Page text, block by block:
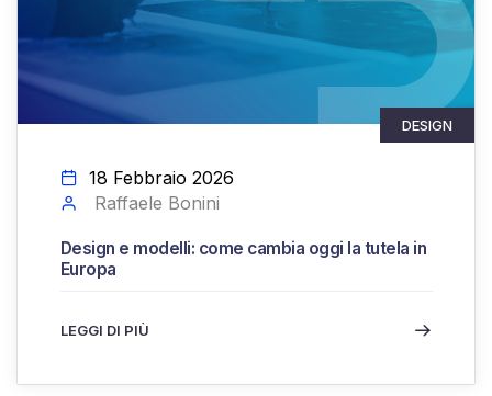
18 Febbraio 2026
Raffaele Bonini
DESIGN
Design e modelli: come cambia oggi la tutela in
Europa
LEGGI DI PIÙ